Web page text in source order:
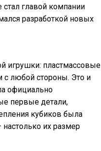
главой компании
разработкой новых
игрушки: пластмассовые
с любой стороны. Это и
официально
первые детали,
кубиков была
их размер